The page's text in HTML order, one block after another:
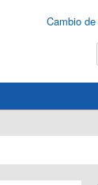
Cambio